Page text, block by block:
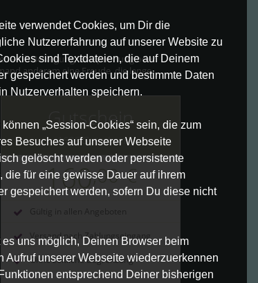
verwendet Cookies, um Dir die
Nutzererfahrung auf unserer Website zu
sind Textdateien, die auf Deinem
gespeichert werden und bestimmte Daten
Nutzerverhalten speichern.
„Session-Cookies“ sein, die zum
Besuches auf unserer Webseite
gelöscht werden oder persistente
die für eine gewisse Dauer auf ihrem
gespeichert werden, sofern Du diese nicht
es uns möglich, Deinen Browser beim
Aufruf unserer Webseite wiederzuerkennen
entsprechend Deiner bisherigen
– ob Bewegung, Entspannung oder
anderem eine Freude, die lange
Gutschein
160€ Gutschein
160,00 €
Gültig in allen Angeboten
Versand nach Zahlungseingang
Ohne zeitliche Begrenzung